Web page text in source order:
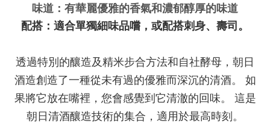
味道：有華麗優雅的香氣和濃郁醇厚的味道
配搭：適合單獨細味品嚐，或配搭刺身、壽司。
透過特別的釀造及精米步合方法和自社酵母，朝日
酒造創造了一種從未有過的優雅而深沉的清酒。 如
果將它放在嘴裡，您會感覺到它清澈的回味。 這是
朝日清酒釀造技術的集合，適用於最高時刻。